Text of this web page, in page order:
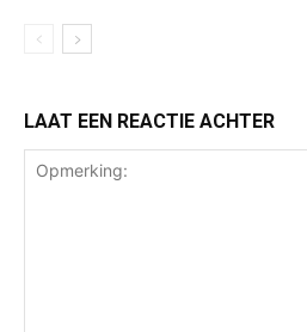
LAAT EEN REACTIE ACHTER